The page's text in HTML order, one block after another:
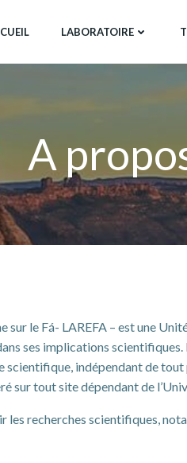
LABORATOIRE
A
le Fá- LAREFA – est une
ses implications
scientifique, indépendant de
sur tout site dépendant de
recherches scientifiques,